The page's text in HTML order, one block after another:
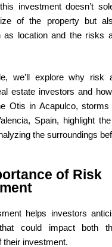
investment doesn’t
of the property but
as location and the risks
we’ll explore why risk
estate investors and
Otis in Acapulco, storms
Spain, highlight
the surroundings
of Risk
helps investors
could impact both
their investment.